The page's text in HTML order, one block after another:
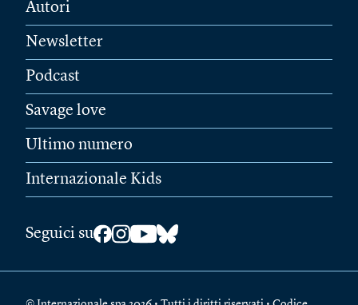
Autori
Newsletter
Podcast
Savage love
Ultimo numero
Internazionale Kids
Seguici su